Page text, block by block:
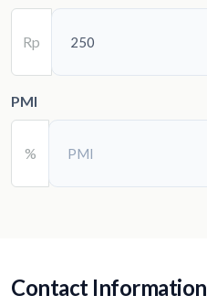
Rp
PMI
%
Contact Information